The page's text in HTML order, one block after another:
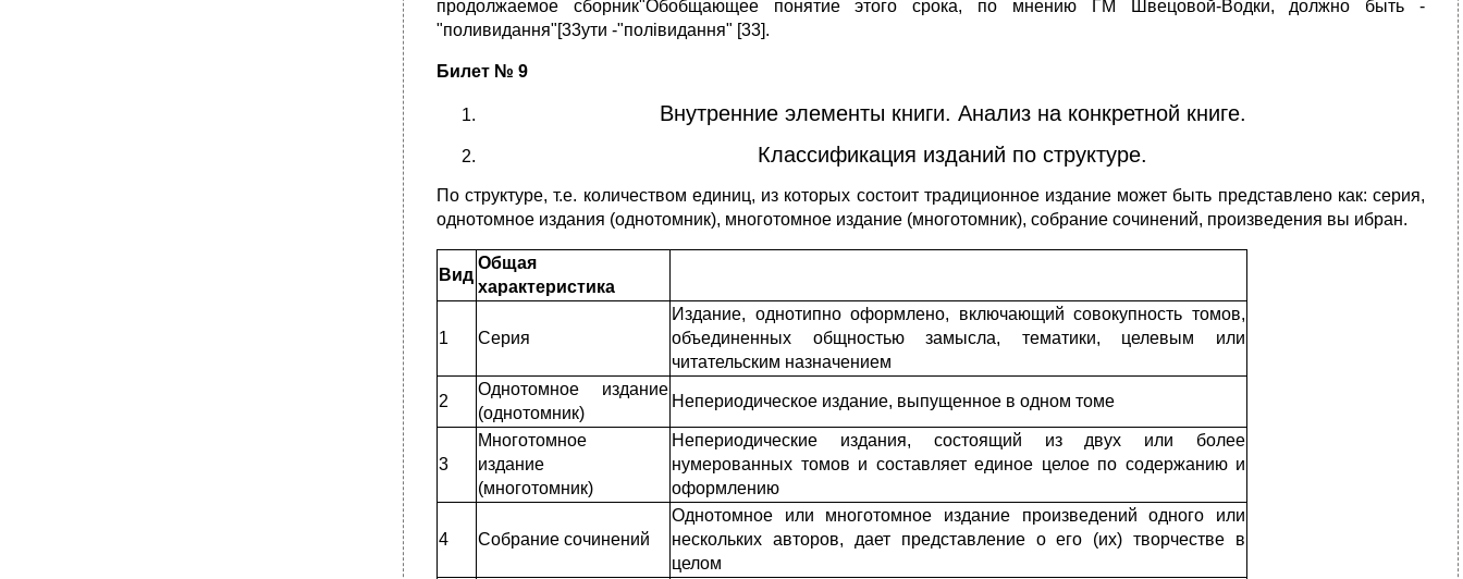
продолжаемое сборник"Обобщающее понятие этого срока, по мнению ГМ Швецовой-Водки, должно быть -
"поливидання"[33ути -"полівидання" [33].
Билет № 9
Внутренние элементы книги. Анализ на конкретной книге.
Классификация изданий по структуре.
По структуре, т.е. количеством единиц, из которых состоит традиционное издание может быть представлено как: серия,
однотомное издания (однотомник), многотомное издание (многотомник), собрание сочинений, произведения вы ибран.
Вид
Общая
характеристика
1 Серия
Издание, однотипно оформлено, включающий совокупность томов,
объединенных общностью замысла, тематики, целевым или
читательским назначением
2
Однотомное издание
(однотомник)
Непериодическое издание, выпущенное в одном томе
3
Многотомное
издание
(многотомник)
Непериодические издания, состоящий из двух или более
нумерованных томов и составляет единое целое по содержанию и
оформлению
4 Собрание сочинений
Однотомное или многотомное издание произведений одного или
нескольких авторов, дает представление о его (их) творчестве в
целом